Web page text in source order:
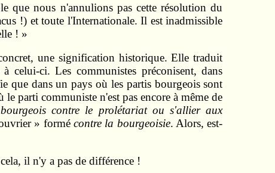
que nous n'annulions pas cette résolution du
!) et toute l'Internationale. Il est inadmissible
! »
une signification historique. Elle traduit
celui-ci. Les communistes préconisent, dans
que dans un pays où les partis bourgeois sont
parti communiste n'est pas encore à même de
contre le prolétariat ou s'allier aux
» formé contre la bourgeoisie. Alors, est-
il n'y a pas de différence !